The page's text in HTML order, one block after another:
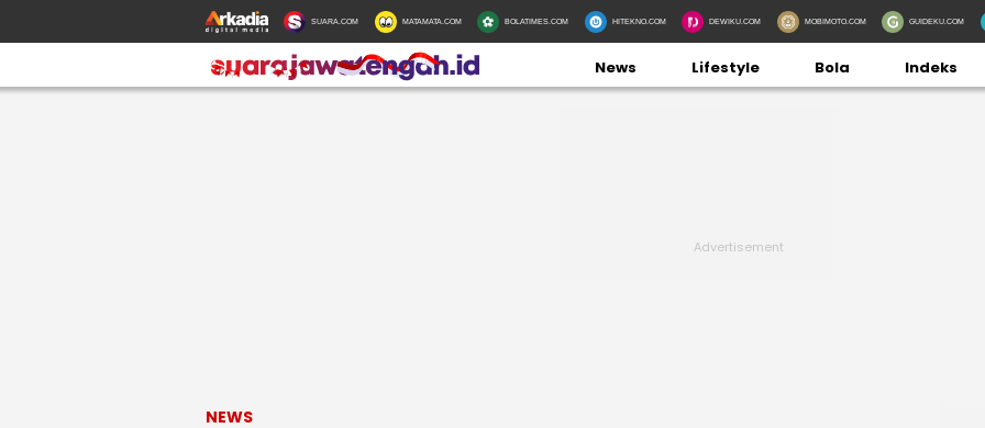
SUARA.COM MATAMATA.COM BOLATIMES.COM HITEKNO.COM DEWIKU.COM MOBIMOTO.COM GUIDEKU.COM
News Lifestyle Bola Indeks
NEWS